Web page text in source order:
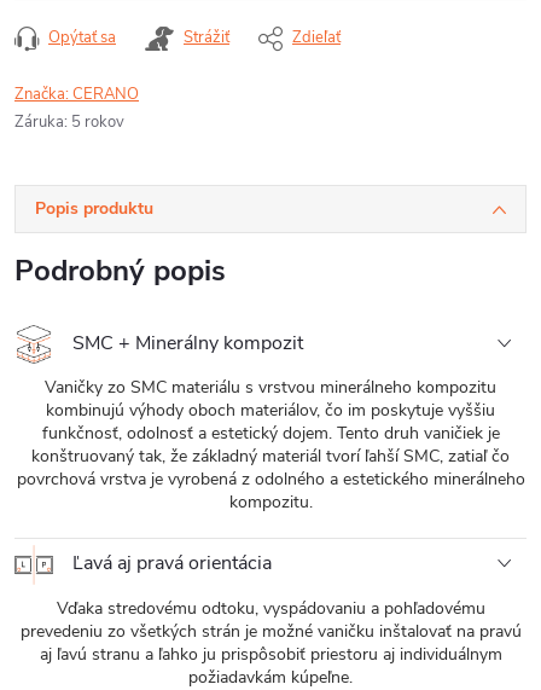
Opýtať sa Strážiť Zdieľať
Značka:CERANO
Záruka: 5 rokov
Popis produktu
Podrobný popis
SMC + Minerálny kompozit
Vaničky zo SMC materiálu s vrstvou minerálneho kompozitu
kombinujú výhody oboch materiálov, čo im poskytuje vyššiu
funkčnosť, odolnosť a estetický dojem. Tento druh vaničiek je
konštruovaný tak, že základný materiál tvorí ľahší SMC, zatiaľ čo
povrchová vrstva je vyrobená z odolného a estetického minerálneho
kompozitu.
Ľavá aj pravá orientácia
Vďaka stredovému odtoku, vyspádovaniu a pohľadovému
prevedeniu zo všetkých strán je možné vaničku inštalovať na pravú
aj ľavú stranu a ľahko ju prispôsobiť priestoru aj individuálnym
požiadavkám kúpeľne.